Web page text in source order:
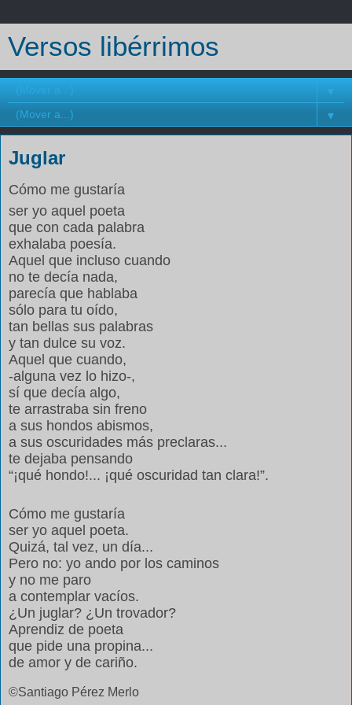
Versos libérrimos
▼
▼
Juglar
Cómo me gustaría
ser yo aquel poeta
que con cada palabra
exhalaba poesía.
Aquel que incluso cuando
no te decía nada,
parecía que hablaba
sólo para tu oído,
tan bellas sus palabras
y tan dulce su voz.
Aquel que cuando,
-alguna vez lo hizo-,
sí que decía algo,
te arrastraba sin freno
a sus hondos abismos,
a sus oscuridades más preclaras...
te dejaba pensando
“¡qué hondo!... ¡qué oscuridad tan clara!”.
Cómo me gustaría
ser yo aquel poeta.
Quizá, tal vez, un día...
Pero no: yo ando por los caminos
y no me paro
a contemplar vacíos.
¿Un juglar? ¿Un trovador?
Aprendiz de poeta
que pide una propina...
de amor y de cariño.
©Santiago Pérez Merlo